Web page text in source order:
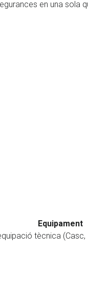
en una sola
Equipament
tècnica